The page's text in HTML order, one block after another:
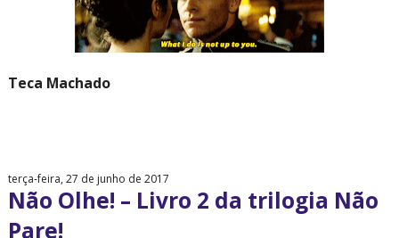
Teca Machado
terça-feira, 27 de junho de 2017
Não Olhe! – Livro 2 da trilogia Não
Pare!